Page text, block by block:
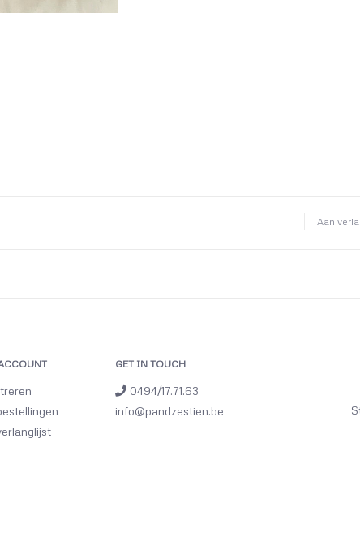
Aan
GET IN TOUCH
0494/17.71.63
info@pandzestien.be